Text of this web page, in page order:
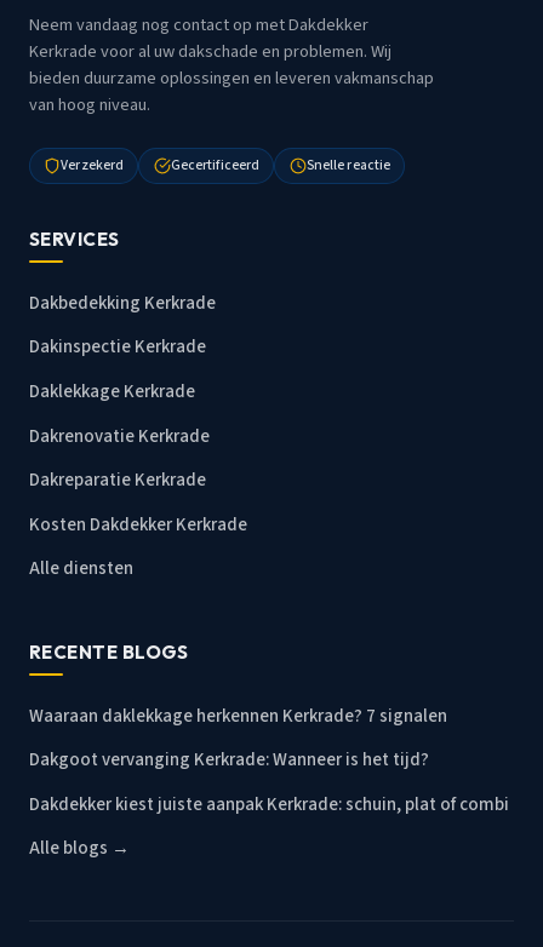
Neem vandaag nog contact op met Dakdekker
Kerkrade voor al uw dakschade en problemen. Wij
bieden duurzame oplossingen en leveren vakmanschap
van hoog niveau.
Verzekerd Gecertificeerd Snelle reactie
SERVICES
Dakbedekking Kerkrade
Dakinspectie Kerkrade
Daklekkage Kerkrade
Dakrenovatie Kerkrade
Dakreparatie Kerkrade
Kosten Dakdekker Kerkrade
Alle diensten
RECENTE BLOGS
Waaraan daklekkage herkennen Kerkrade? 7 signalen
Dakgoot vervanging Kerkrade: Wanneer is het tijd?
Dakdekker kiest juiste aanpak Kerkrade: schuin, plat of combi
Alle blogs →